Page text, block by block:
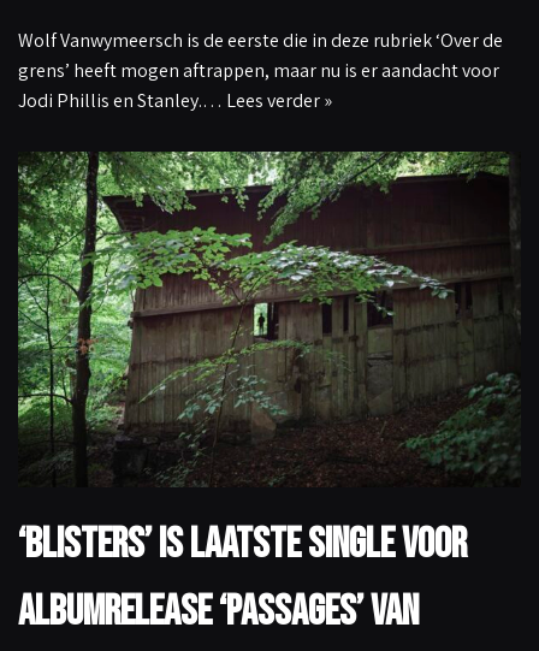
Wolf Vanwymeersch is de eerste die in deze rubriek ‘Over de
grens’ heeft mogen aftrappen, maar nu is er aandacht voor
Jodi Phillis en Stanley.… Lees verder »
‘Blisters’ is laatste single voor
albumrelease ‘Passages’ van